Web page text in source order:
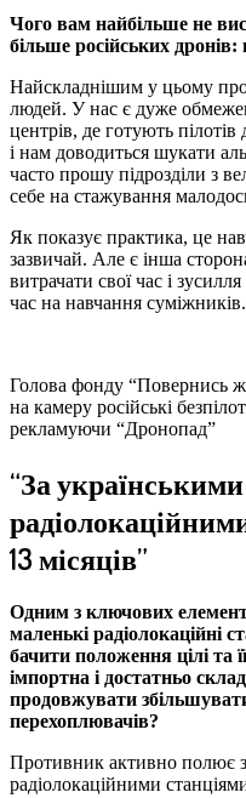
Чого вам найбільше не
більше російських
Найскладнішим у цьому
людей. У нас є дуже
центрів, де готують
і нам доводиться шукати
часто прошу підрозділи з
себе на стажування
Як показує практика, це
зазвичай. Але є інша
витрачати свої час і
час на навчання суміжників.
Голова фонду “Повернись
на камеру російські
рекламуючи “Дронопад”
“За українськими
13 місяців”
Одним з ключових
маленькі радіолокаційні
бачити положення цілі та
імпортна і достатньо
продовжувати
перехоплювачів?
Противник активно полює
радіолокаційними